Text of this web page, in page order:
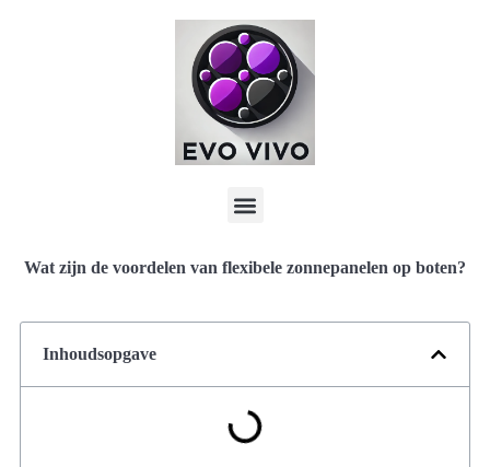
Wat zijn de voordelen van flexibele zonnepanelen op boten?
Inhoudsopgave